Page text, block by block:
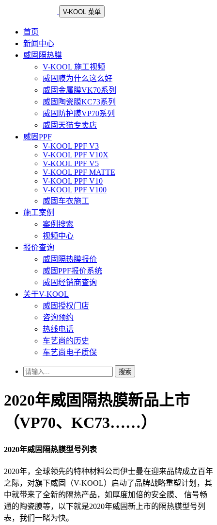
V-KOOL 菜单
首页
新闻中心
威固隔热膜
V-KOOL 施工视频
威固膜为什么这么好
威固金属膜VK70系列
威固陶瓷膜KC73系列
威固防护膜VP70系列
威固天猫专卖店
威固PPF
V-KOOL PPF V3
V-KOOL PPF V10X
V-KOOL PPF V5
V-KOOL PPF MATTE
V-KOOL PPF V10
V-KOOL PPF V100
威固车衣施工
施工案例
案例搜索
视频中心
报价查询
威固隔热膜报价
威固PPF报价系统
威固经销商查询
关于V-KOOL
威固授权门店
咨询预约
热线电话
车艺尚的历史
车艺尚电子质保
搜索
2020年威固隔热膜新品上市
（VP70、KC73……）
2020年威固隔热膜型号列表
2020年，全球领先的特种材料公司伊士曼在迎来品牌成立百年
之际，对旗下威固（V-KOOL）启动了品牌战略重塑计划，其
中就带来了全新的隔热产品，如厚度加倍的安全膜、 信号畅
通的陶瓷膜等，以下就是2020年威固新上市的隔热膜型号列
表，我们一睹为快。